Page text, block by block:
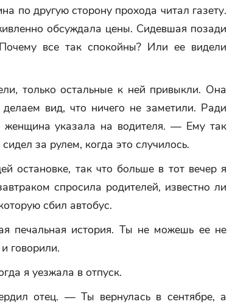
по другую сторону прохода читал газету.
обсуждала цены. Сидевшая позади
все так спокойны? Или ее видели
только остальные к ней привыкли. Она
вид, что ничего не заметили. Ради
указала на водителя. — Ему так
за рулем, когда это случилось.
остановке, так что больше в тот вечер я
спросила родителей, известно ли
сбил автобус.
история. Ты не можешь ее не
говорили.
я уезжала в отпуск.
отец. — Ты вернулась в сентябре, а